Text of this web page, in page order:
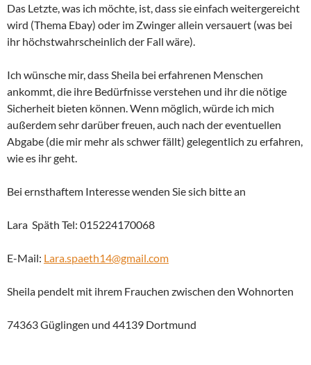
Das Letzte, was ich möchte, ist, dass sie einfach weitergereicht
wird (Thema Ebay) oder im Zwinger allein versauert (was bei
ihr höchstwahrscheinlich der Fall wäre).
Ich wünsche mir, dass Sheila bei erfahrenen Menschen
ankommt, die ihre Bedürfnisse verstehen und ihr die nötige
Sicherheit bieten können. Wenn möglich, würde ich mich
außerdem sehr darüber freuen, auch nach der eventuellen
Abgabe (die mir mehr als schwer fällt) gelegentlich zu erfahren,
wie es ihr geht.
Bei ernsthaftem Interesse wenden Sie sich bitte an
Lara Späth Tel: 015224170068
E-Mail: Lara.spaeth14@gmail.com
Sheila pendelt mit ihrem Frauchen zwischen den Wohnorten
74363 Güglingen und 44139 Dortmund